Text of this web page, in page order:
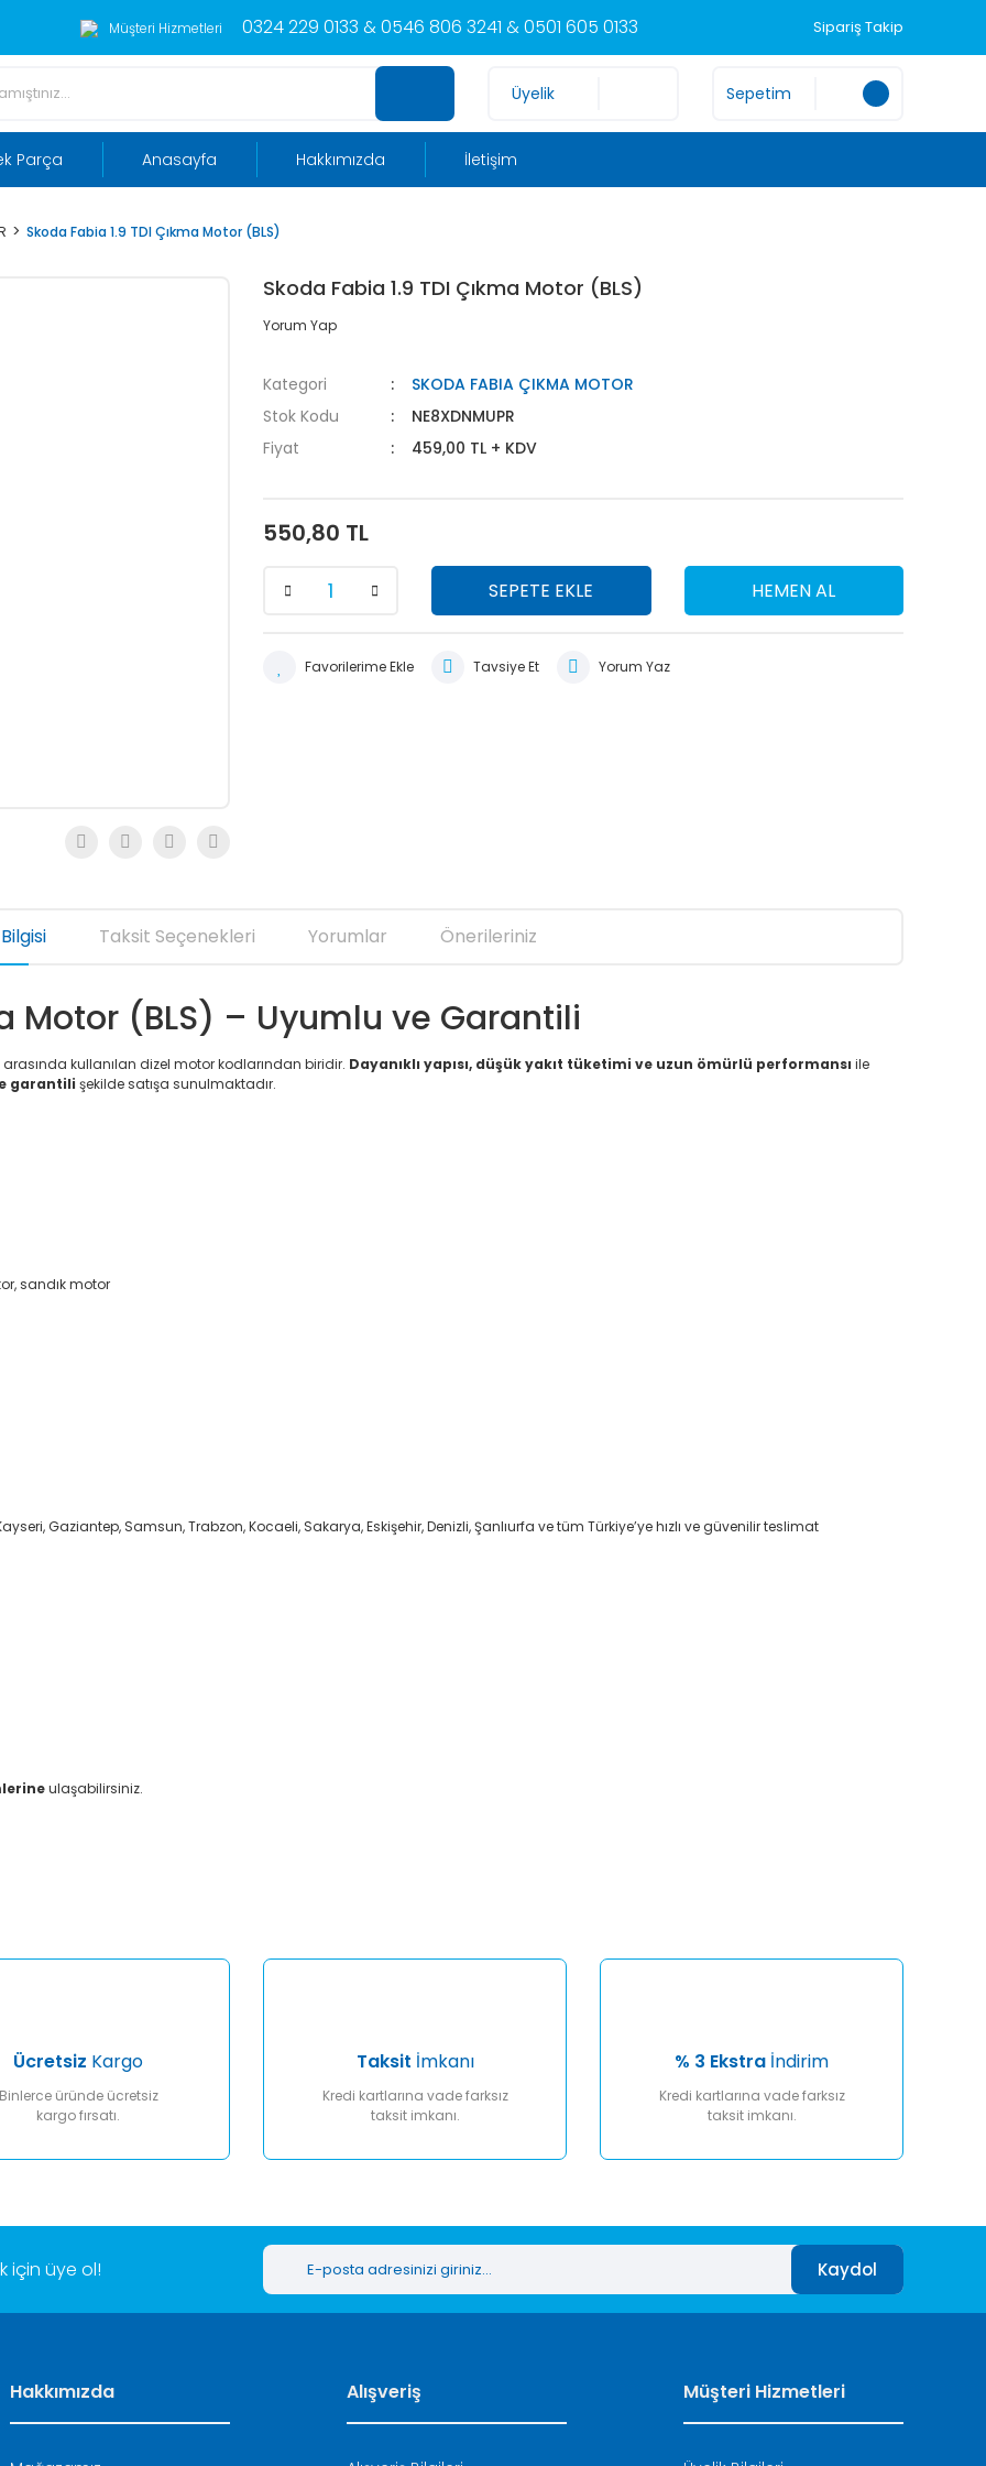
Müşteri Hizmetleri 0324 229 0133 & 0546 806 3241 & 0501 605 0133 Sipariş Takip
Üyelik Sepetim
Parça Anasayfa Hakkımızda İletişim
Skoda Fabia 1.9 TDI Çıkma Motor (BLS)
Skoda Fabia 1.9 TDI Çıkma Motor (BLS)
Yorum Yap
Kategori
SKODA FABIA ÇIKMA MOTOR
Stok Kodu
NE8XDNMUPR
Fiyat
459,00 TL + KDV
550,80 TL
SEPETE EKLE HEMEN AL
Tavsiye Et Yorum Yaz
Taksit Seçenekleri Yorumlar Önerileriniz
Motor (BLS) – Uyumlu ve Garantili
arasında kullanılan dizel motor kodlarından biridir. Dayanıklı yapısı, düşük yakıt tüketimi ve uzun ömürlü performansı ile
garantili şekilde satışa sunulmaktadır.
sandık motor
Gaziantep, Samsun, Trabzon, Kocaeli, Sakarya, Eskişehir, Denizli, Şanlıurfa ve tüm Türkiye’ye hızlı ve güvenilir teslimat
ulaşabilirsiniz.
Gönder
Ücretsiz Kargo
üründe ücretsiz
kargo fırsatı.
Taksit İmkanı
Kredi kartlarına vade farksız
taksit imkanı.
% 3 Ekstra İndirim
Kredi kartlarına vade farksız
taksit imkanı.
için üye ol! Kaydol
Hakkımızda Alışveriş Müşteri Hizmetleri